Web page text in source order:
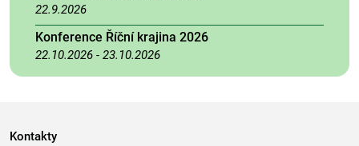
22.9.2026
Konference Říční krajina 2026
22.10.2026 - 23.10.2026
Kontakty